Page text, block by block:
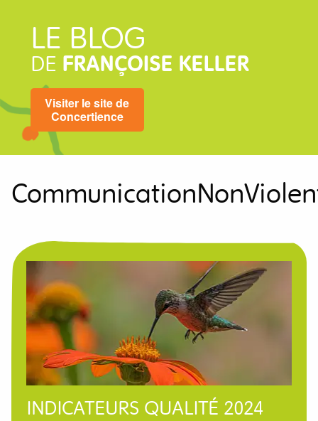
LE BLOG
DE FRANÇOISE KELLER
Visiter le site de
Concertience
INDICATEURS QUALITÉ 2024